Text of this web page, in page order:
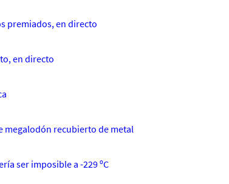
premiados, en directo
en directo
megalodón recubierto de metal
ser imposible a -229 ºC